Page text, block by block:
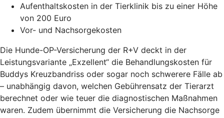
Aufenthaltskosten in der Tierklinik bis zu einer Höhe
von 200 Euro
Vor- und Nachsorgekosten
Die Hunde-OP-Versicherung der R+V deckt in der
Leistungsvariante „Exzellent“ die Behandlungskosten für
Buddys Kreuzbandriss oder sogar noch schwerere Fälle ab
– unabhängig davon, welchen Gebührensatz der Tierarzt
berechnet oder wie teuer die diagnostischen Maßnahmen
waren. Zudem übernimmt die Versicherung die Nachsorge